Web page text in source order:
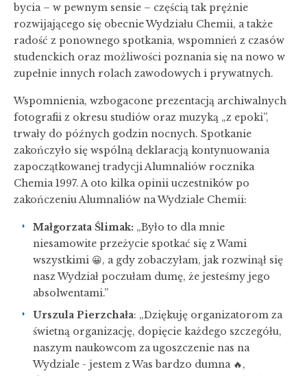
bycia – w pewnym sensie – częścią tak prężnie
rozwijającego się obecnie Wydziału Chemii, a także
radość z ponownego spotkania, wspomnień z czasów
studenckich oraz możliwości poznania się na nowo w
zupełnie innych rolach zawodowych i prywatnych.
Wspomnienia, wzbogacone prezentacją archiwalnych
fotografii z okresu studiów oraz muzyką „z epoki”,
trwały do późnych godzin nocnych. Spotkanie
zakończyło się wspólną deklaracją kontynuowania
zapoczątkowanej tradycji Alumnaliów rocznika
Chemia 1997. A oto kilka opinii uczestników po
zakończeniu Alumnaliów na Wydziale Chemii:
Małgorzata Ślimak: „Było to dla mnie
niesamowite przeżycie spotkać się z Wami
wszystkimi 😀, a gdy zobaczyłam, jak rozwinął się
nasz Wydział poczułam dumę, że jesteśmy jego
absolwentami.”
Urszula Pierzchała: „Dziękuję organizatorom za
świetną organizację, dopięcie każdego szczegółu,
naszym naukowcom za ugoszczenie nas na
Wydziale - jestem z Was bardzo dumna 🔥,